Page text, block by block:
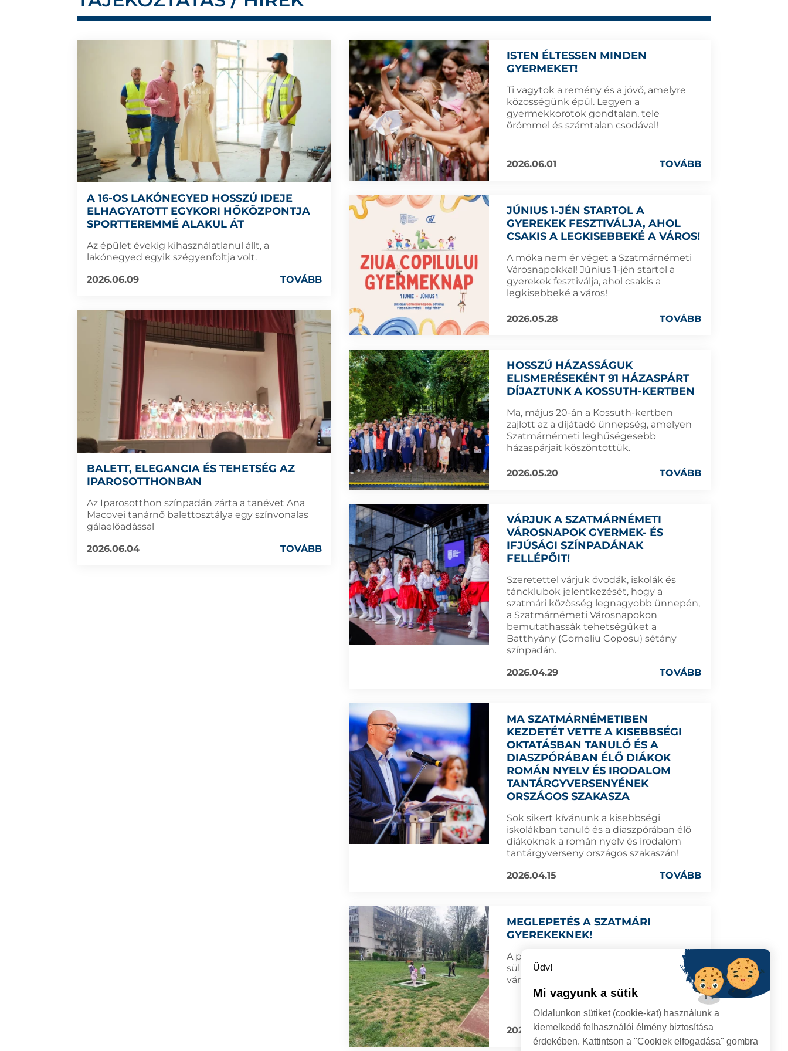
A 16-OS LAKÓNEGYED HOSSZÚ IDEJE
ELHAGYATOTT EGYKORI HŐKÖZPONTJA
SPORTTEREMMÉ ALAKUL ÁT
Az épület évekig kihasználatlanul állt, a
lakónegyed egyik szégyenfoltja volt.
2026.06.09
TOVÁBB
BALETT, ELEGANCIA ÉS TEHETSÉG AZ
IPAROSOTTHONBAN
Az Iparosotthon színpadán zárta a tanévet Ana
Macovei tanárnő balettosztálya egy színvonalas
gálaelőadással
2026.06.04
TOVÁBB
ISTEN ÉLTESSEN MINDEN
GYERMEKET!
Ti vagytok a remény és a jövő, amelyre
közösségünk épül. Legyen a
gyermekkorotok gondtalan, tele
örömmel és számtalan csodával!
2026.06.01 TOVÁBB
JÚNIUS 1-JÉN STARTOL A
GYEREKEK FESZTIVÁLJA, AHOL
CSAKIS A LEGKISEBBEKÉ A VÁROS!
A móka nem ér véget a Szatmárnémeti
Városnapokkal! Június 1-jén startol a
gyerekek fesztiválja, ahol csakis a
legkisebbeké a város!
2026.05.28 TOVÁBB
HOSSZÚ HÁZASSÁGUK
ELISMERÉSEKÉNT 91 HÁZASPÁRT
DÍJAZTUNK A KOSSUTH-KERTBEN
Ma, május 20-án a Kossuth-kertben
zajlott az a díjátadó ünnepség, amelyen
Szatmárnémeti leghűségesebb
házaspárjait köszöntöttük.
2026.05.20 TOVÁBB
VÁRJUK A SZATMÁRNÉMETI
VÁROSNAPOK GYERMEK- ÉS
IFJÚSÁGI SZÍNPADÁNAK
FELLÉPŐIT!
Szeretettel várjuk óvodák, iskolák és
táncklubok jelentkezését, hogy a
szatmári közösség legnagyobb ünnepén,
a Szatmárnémeti Városnapokon
bemutathassák tehetségüket a
Batthyány (Corneliu Coposu) sétány
színpadán.
2026.04.29
TOVÁBB
MA SZATMÁRNÉMETIBEN
KEZDETÉT VETTE A KISEBBSÉGI
OKTATÁSBAN TANULÓ ÉS A
DIASZPÓRÁBAN ÉLŐ DIÁKOK
ROMÁN NYELV ÉS IRODALOM
TANTÁRGYVERSENYÉNEK
ORSZÁGOS SZAKASZA
Sok sikert kívánunk a kisebbségi
iskolákban tanuló és a diaszpórában élő
diákoknak a román nyelv és irodalom
tantárgyverseny országos szakaszán!
2026.04.15
TOVÁBB
MEGLEPETÉS A SZATMÁRI
GYEREKEKNEK!
A polgármesteri hivatal összesen tíz
süllyesztett trambulint helyezett el a
város játszóterein!
2026.04.09 TOVÁBB
Üdv!
Mi vagyunk a sütik
Oldalunkon sütiket (cookie-kat) használunk a
kiemelkedő felhasználói élmény biztosítása
érdekében. Kattintson a "Cookiek elfogadása" gombra